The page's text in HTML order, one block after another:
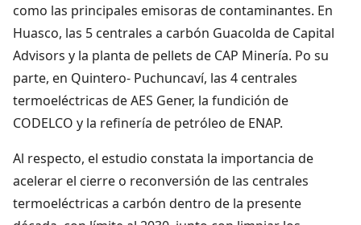
como las principales emisoras de contaminantes. En
Huasco, las 5 centrales a carbón Guacolda de Capital
Advisors y la planta de pellets de CAP Minería. Po su
parte, en Quintero- Puchuncaví, las 4 centrales
termoeléctricas de AES Gener, la fundición de
CODELCO y la refinería de petróleo de ENAP.
Al respecto, el estudio constata la importancia de
acelerar el cierre o reconversión de las centrales
termoeléctricas a carbón dentro de la presente